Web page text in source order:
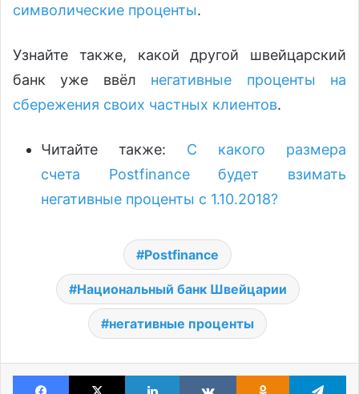
символические проценты.
Узнайте также, какой другой швейцарский
банк уже ввёл негативные проценты на
сбережения своих частных клиентов.
Читайте также: С какого размера
счета Postfinance будет взимать
негативные проценты с 1.10.2018?
Postfinance
Национальный банк Швейцарии
негативные проценты
Facebook X LinkedIn VKontakteOdnoklassniki